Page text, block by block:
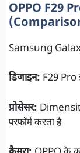
OPPO F29
Samsung
डिजाइन: F29 Pro
प्रोसेसर:
परफॉर्म करता है